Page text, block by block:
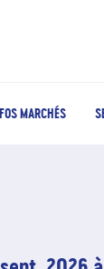
MARCHÉS